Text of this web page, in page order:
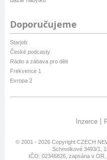
Doporučujeme
Starjob
České podcasty
Rádio a zábava pro děti
Frekvence 1
Evropa 2
Inzerce
© 2001 - 2026 Copyright CZECH
Schmolkové 3493/1,
IČO: 02346826, zapsána v